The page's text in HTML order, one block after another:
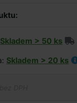
Skladem > 50 ks
Skladem > 20 ks